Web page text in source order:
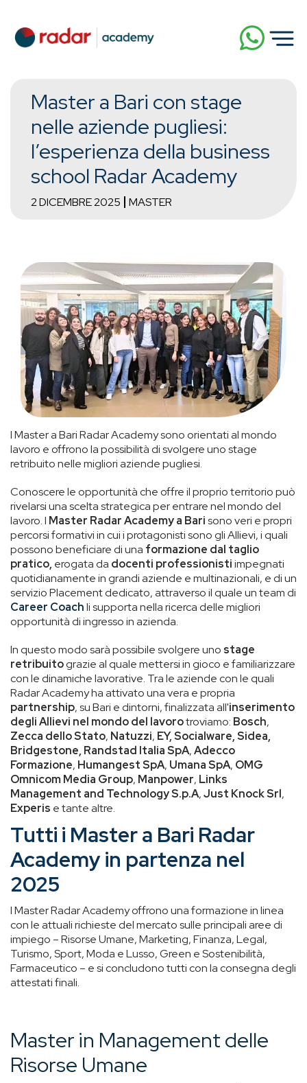
Master a Bari con stage
nelle aziende pugliesi:
l’esperienza della business
school Radar Academy
2 DICEMBRE 2025 MASTER
I Master a Bari Radar Academy sono orientati al mondo
lavoro e offrono la possibilità di svolgere uno stage
retribuito nelle migliori aziende pugliesi.
Conoscere le opportunità che offre il proprio territorio può
rivelarsi una scelta strategica per entrare nel mondo del
lavoro. I Master Radar Academy a Barisono veri e propri
percorsi formativi in cui i protagonisti sono gli Allievi, i quali
possono beneficiare di una formazione dal taglio
pratico, erogata da docenti professionistiimpegnati
quotidianamente in grandi aziende e multinazionali, e di un
servizio Placement dedicato, attraverso il quale un team di
Career Coachli supporta nella ricerca delle migliori
opportunità di ingresso in azienda.
In questo modo sarà possibile svolgere uno stage
retribuitograzie al quale mettersi in gioco e familiarizzare
con le dinamiche lavorative. Tra le aziende con le quali
Radar Academy ha attivato una vera e propria
partnership, su Bari e dintorni, finalizzata all'inserimento
degli Allievi nel mondo del lavorotroviamo: Bosch,
Zecca dello Stato, Natuzzi, EY, Socialware, Sidea,
Bridgestone, Randstad Italia SpA,Adecco
Formazione, Humangest SpA, Umana SpA, OMG
Omnicom Media Group, Manpower, Links
Management and Technology S.p.A,Just Knock Srl,
Experis e tante altre.
Tutti i Master a Bari Radar
Academy in partenza nel
2025
I Master Radar Academy offrono una formazione in linea
con le attuali richieste del mercato sulle principali aree di
impiego – Risorse Umane, Marketing, Finanza, Legal,
Turismo, Sport, Moda e Lusso, Green e Sostenibilità,
Farmaceutico – e si concludono tutti con la consegna degli
attestati finali.
Master in Management delle
Risorse Umane